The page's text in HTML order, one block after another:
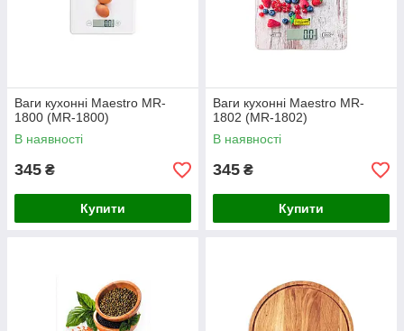
Ваги кухонні Maestro MR-
1800 (MR-1800)
В наявності
345 ₴
Купити
Ваги кухонні Maestro MR-
1802 (MR-1802)
В наявності
345 ₴
Купити